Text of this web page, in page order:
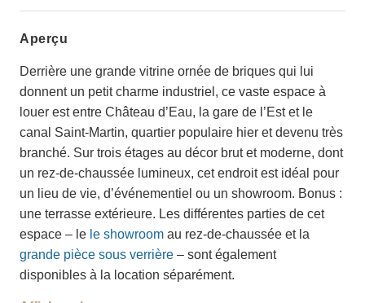
aperçu
Derrière une grande vitrine ornée de briques qui lui
donnent un petit charme industriel, ce vaste espace à
louer est entre Château d’Eau, la gare de l’Est et le
canal Saint-Martin, quartier populaire hier et devenu très
branché. Sur trois étages au décor brut et moderne, dont
un rez-de-chaussée lumineux, cet endroit est idéal pour
un lieu de vie, d’événementiel ou un showroom. Bonus :
une terrasse extérieure. Les différentes parties de cet
espace – le le showroom au rez-de-chaussée et la
grande pièce sous verrière – sont également
disponibles à la location séparément.